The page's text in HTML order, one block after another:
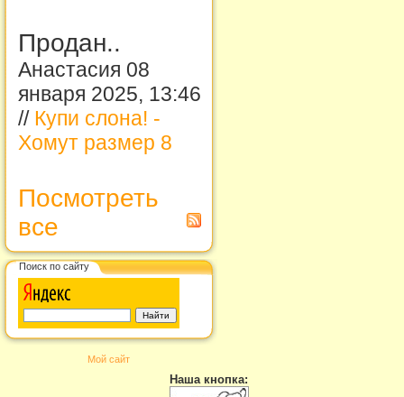
Продан..
Анастасия 08
января 2025, 13:46
// Купи слона! -
Хомут размер 8
Посмотреть
все
Поиск по сайту
Мой сайт
Наша кнопка: